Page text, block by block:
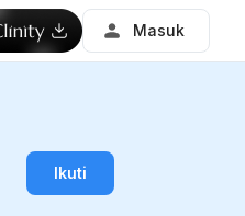
Masuk
Ikuti